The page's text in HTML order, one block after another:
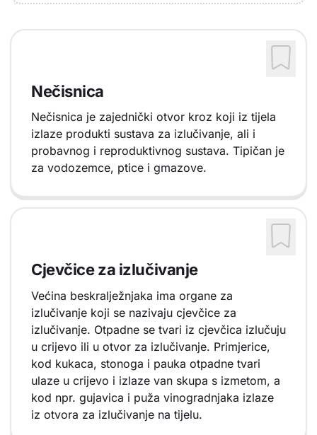
Nečisnica
Nečisnica je zajednički otvor kroz koji iz tijela
izlaze produkti sustava za izlučivanje, ali i
probavnog i reproduktivnog sustava. Tipičan je
za vodozemce, ptice i gmazove.
Cjevčice za izlučivanje
Većina beskralježnjaka ima organe za
izlučivanje koji se nazivaju cjevčice za
izlučivanje. Otpadne se tvari iz cjevčica izlučuju
u crijevo ili u otvor za izlučivanje. Primjerice,
kod kukaca, stonoga i pauka otpadne tvari
ulaze u crijevo i izlaze van skupa s izmetom, a
kod npr. gujavica i puža vinogradnjaka izlaze
iz otvora za izlučivanje na tijelu.